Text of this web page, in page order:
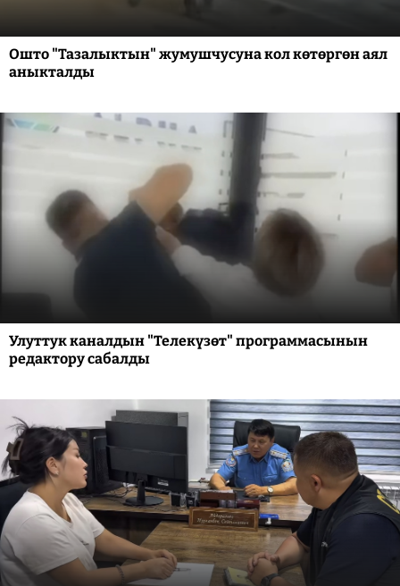
Ошто "Тазалыктын" жумушчусуна кол көтөргөн аял
аныкталды
Улуттук каналдын "Телекүзөт" программасынын
редактору сабалды